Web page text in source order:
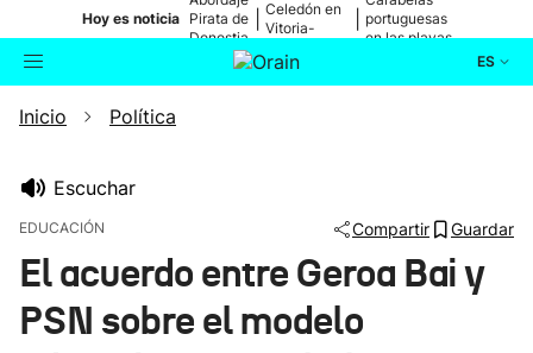
Hoy es noticia Pirata de
Donostia
Celedón en
Vitoria-
portuguesas
en las playas
ES
Buscador
Ikusmiran
Inicio Política
Escuchar
EDUCACIÓN Compartir Guardar
El acuerdo entre Geroa Bai y
PSN sobre el modelo